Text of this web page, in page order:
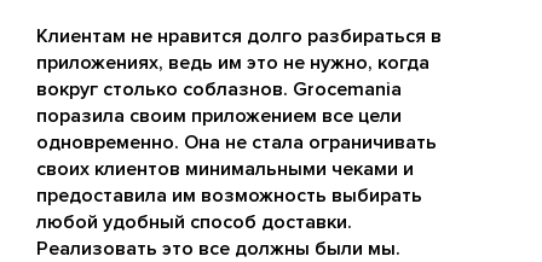
Клиентам не нравится долго разбираться в
приложениях, ведь им это не нужно, когда
вокруг столько соблазнов. Grocemania
поразила своим приложением все цели
одновременно. Она не стала ограничивать
своих клиентов минимальными чеками и
предоставила им возможность выбирать
любой удобный способ доставки.
Реализовать это все должны были мы.